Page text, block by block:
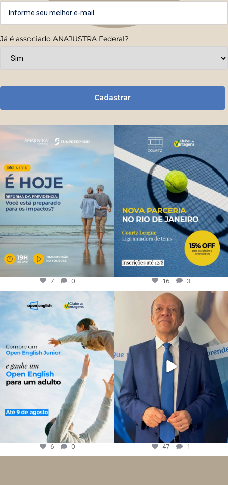
Já é associado ANAJUSTRA Federal?
Cadastrar
7 0 16 3
6 0 47 1